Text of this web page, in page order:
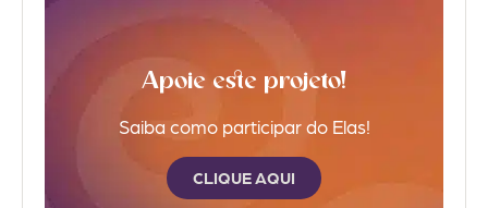
Apoie este projeto!
Saiba como participar do Elas!
CLIQUE AQUI